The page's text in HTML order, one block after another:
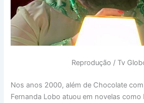
Reprodução / Tv
Nos anos 2000, além de Chocolate
Fernanda Lobo atuou em novelas como